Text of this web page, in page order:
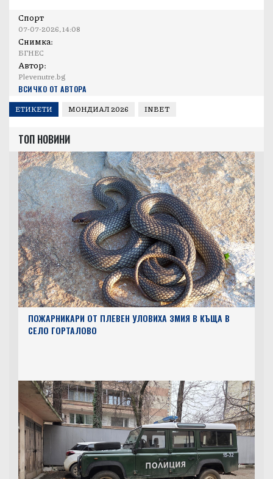
Спорт
07-07-2026, 14:08
Снимка:
БГНЕС
Автор:
Plevenutre.bg
ВСИЧКО ОТ АВТОРА
ЕТИКЕТИ МОНДИАЛ 2026 INBET
ТОП НОВИНИ
ПОЖАРНИКАРИ ОТ ПЛЕВЕН УЛОВИХА ЗМИЯ В КЪЩА В
СЕЛО ГОРТАЛОВО